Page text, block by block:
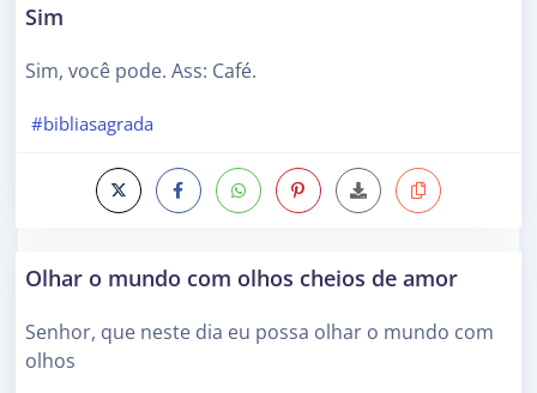
Sim
Sim, você pode. Ass: Café.
#bibliasagrada
Olhar o mundo com olhos cheios de amor
Senhor, que neste dia eu possa olhar o mundo com
olhos